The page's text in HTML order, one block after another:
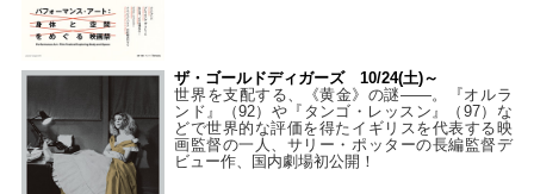
ザ・ゴールドディガーズ 10/24(土)～
世界を支配する、《黄金》の謎――。『オルラ
ンド』（92）や『タンゴ・レッスン』（97）な
どで世界的な評価を得たイギリスを代表する映
画監督の一人、サリー・ポッターの長編監督デ
ビュー作、国内劇場初公開！